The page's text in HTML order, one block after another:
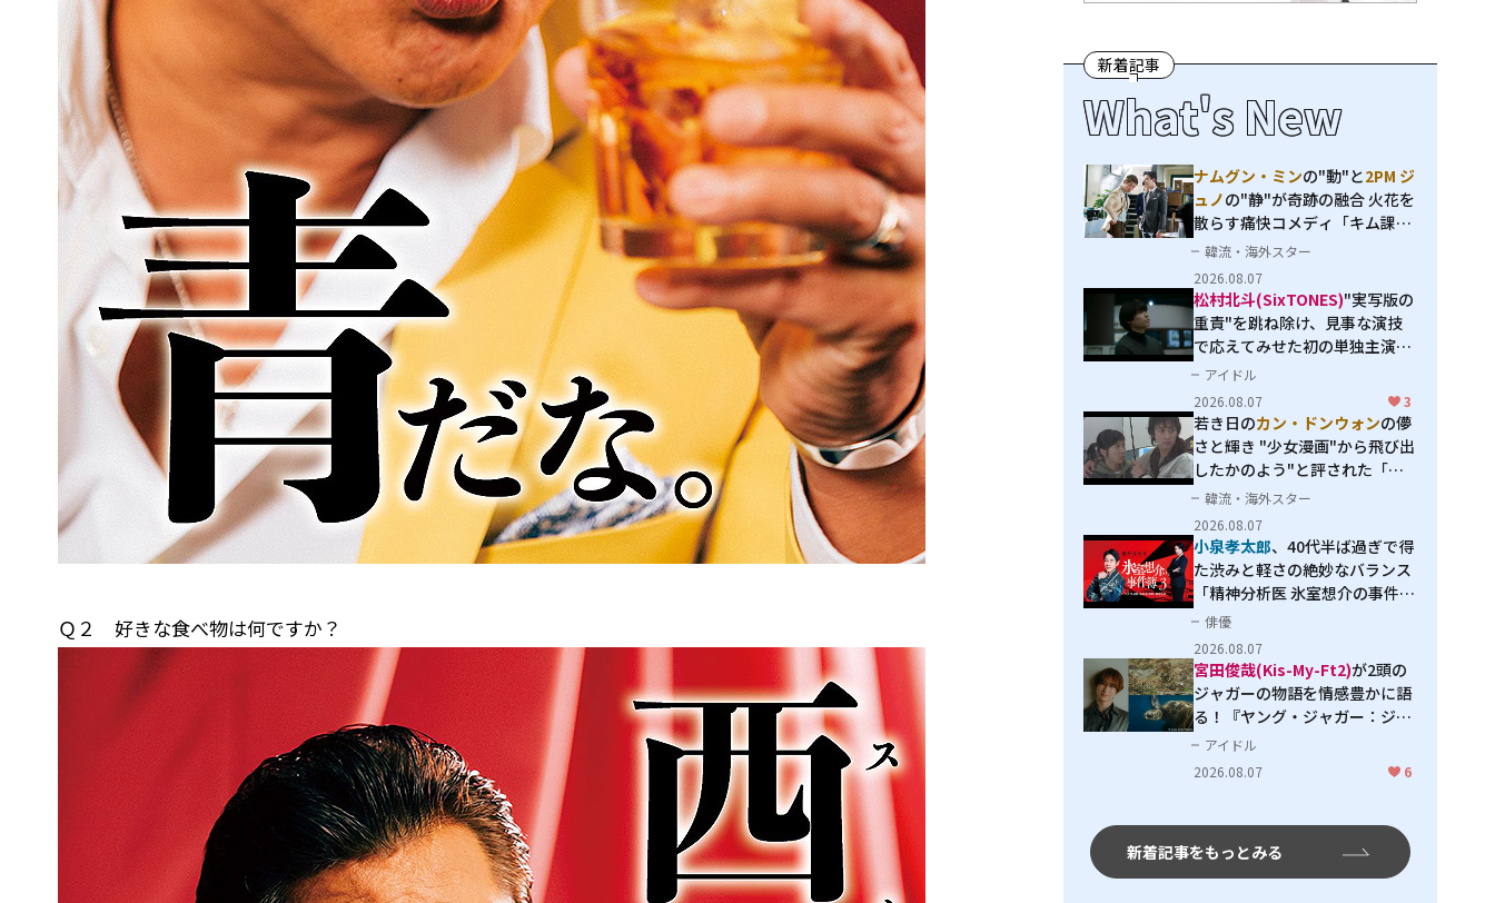
Ｑ２ 好きな食べ物は何ですか？
新着記事
What's New
ナムグン・ミンの"動"と2PM ジ
ュノの"静"が奇跡の融合 火花を
散らす痛快コメディ「キム課長
とソ理事～Bravo! Your Life
～」
韓流・海外スター
2026.08.07
松村北斗(SixTONES)"実写版の
重責"を跳ね除け、見事な演技
で応えてみせた初の単独主演映
画「秒速5センチメートル」
アイドル
2026.08.07
3
若き日のカン・ドンウォンの儚
さと輝き "少女漫画"から飛び出
したかのよう"と評された「オ
オカミの誘惑」
韓流・海外スター
2026.08.07
小泉孝太郎、40代半ば過ぎで得
た渋みと軽さの絶妙なバランス
「精神分析医 氷室想介の事件簿
３」で見せる進化
俳優
2026.08.07
宮田俊哉(Kis-My-Ft2)が2頭の
ジャガーの物語を情感豊かに語
る！『ヤング・ジャガー：ジャ
ングル王への道』『ジャガーと
ウミガメの物語：熱帯林の守護
アイドル
2026.08.07
6
新着記事をもっとみる